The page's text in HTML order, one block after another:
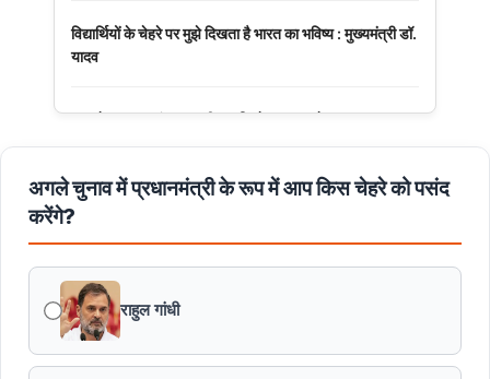
विद्यार्थियों के चेहरे पर मुझे दिखता है भारत का भविष्य : मुख्यमंत्री डॉ.
यादव
अनुच्छेद 370 एवं 35A की समाप्ति के 7 साल पूरे
मुख्यमंत्री डॉ. मोहन यादव ने नर्मदापुरम में आयोजित बलराम कृषि
महोत्सव को मंत्रालय से वीडियो कॉन्फ्रेंसिंग से संबोधित किया।
पं. द्वारिका प्रसाद मिश्र का व्यक्तित्व और कतित्व योगदान सदैव रहेगा
प्रेरणास्रोत : मुख्यमंत्री डॉ. यादव
मुख्यमंत्री डॉ. यादव ने पद्मभूषण डॉ. शिवमंगल सिंह सुमन की जयंती
अगले चुनाव में प्रधानमंत्री के रूप में आप किस चेहरे को पसंद
करेंगे?
राहुल गांधी